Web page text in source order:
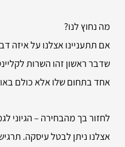
מה נחוץ לנו?
אם תתעניינו אצלנו על איזה
שדבר ראשון זהו השרות
אחד בתחום שלו אלא כולם
לחזור בך מהבחירה – הגיוני
אצלנו ניתן לבטל עיסקה.